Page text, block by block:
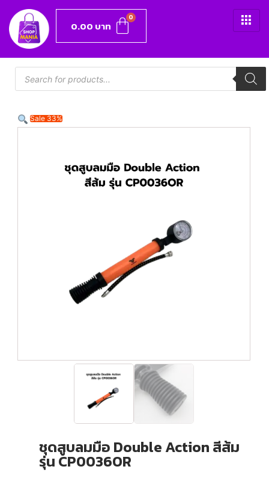
0.00 บาท
Sale 33%
ชุดสูบลมมือ Double Action สีส้ม
รุ่น CP0036OR